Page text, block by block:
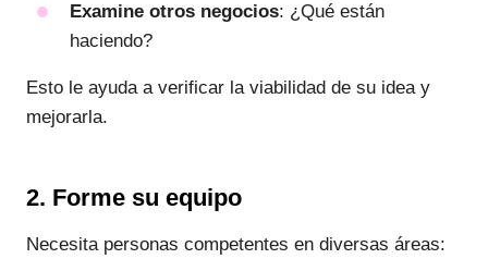
Examine otros negocios: ¿Qué están
haciendo?
Esto le ayuda a verificar la viabilidad de su idea y
mejorarla.
2. Forme su equipo
Necesita personas competentes en diversas áreas: